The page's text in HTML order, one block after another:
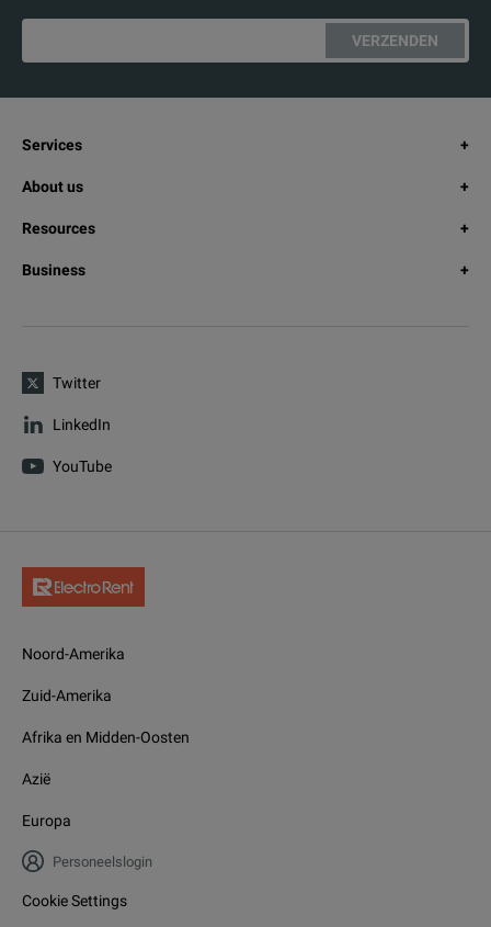
VERZENDEN
Services
About us
Resources
Business
Twitter
LinkedIn
YouTube
Noord-Amerika
Zuid-Amerika
Afrika en Midden-Oosten
Azië
Europa
Personeelslogin
Cookie Settings